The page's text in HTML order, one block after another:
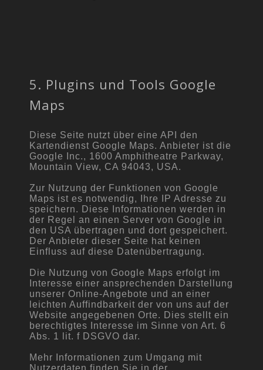
5. Plugins und Tools Google
Maps
Diese Seite nutzt über eine API den
Kartendienst Google Maps. Anbieter ist die
Google Inc., 1600 Amphitheatre Parkway,
Mountain View, CA 94043, USA.
Zur Nutzung der Funktionen von Google
Maps ist es notwendig, Ihre IP Adresse zu
speichern. Diese Informationen werden in
der Regel an einen Server von Google in
den USA übertragen und dort gespeichert.
Der Anbieter dieser Seite hat keinen
Einfluss auf diese Datenübertragung.
Die Nutzung von Google Maps erfolgt im
Interesse einer ansprechenden Darstellung
unserer Online-Angebote und an einer
leichten Auffindbarkeit der von uns auf der
Website angegebenen Orte. Dies stellt ein
berechtigtes Interesse im Sinne von Art. 6
Abs. 1 lit. f DSGVO dar.
Mehr Informationen zum Umgang mit
Nutzerdaten finden Sie in der